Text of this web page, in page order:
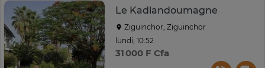
Le Kadiandoumagne
Ziguinchor, Ziguinchor
lundi, 10:52
31 000 F Cfa